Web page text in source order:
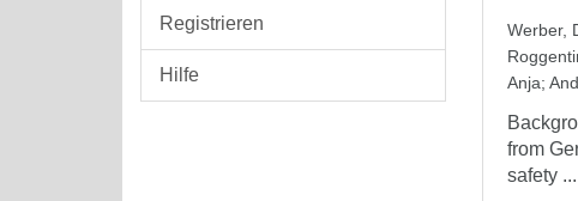
Registrieren
Hilfe
Werber,
Anja;
from
safety ...